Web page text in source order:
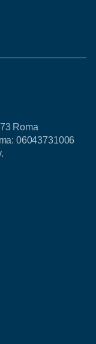
Roma
06043731006